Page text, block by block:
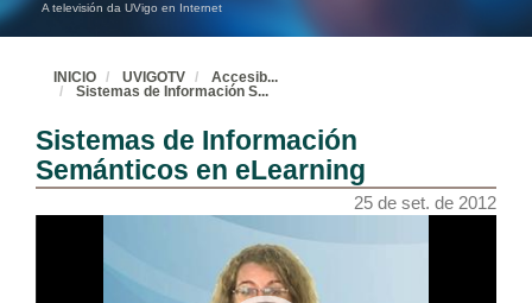
A televisión da UVigo en Internet
INICIO UVIGOTV Accesib...
Sistemas de Información S...
Sistemas de Información
Semánticos en eLearning
25 de set. de 2012